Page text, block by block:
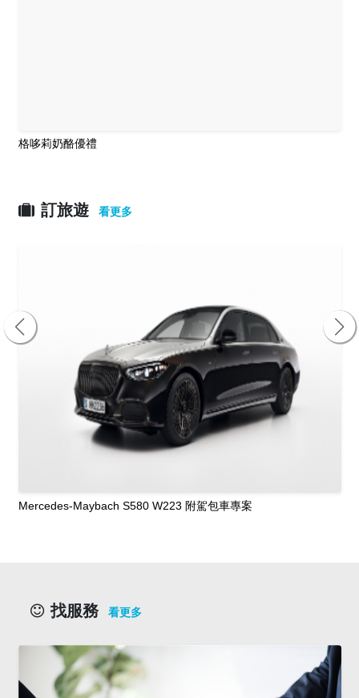
格哆莉奶酪優禮
訂旅遊 看更多
Mercedes-Maybach S580 W223 附駕包車專案
找服務 看更多